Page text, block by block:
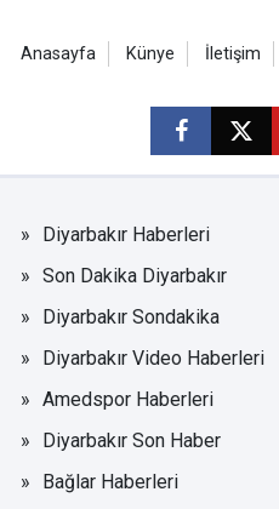
Anasayfa Künye İletişim
Diyarbakır Haberleri
Son Dakika Diyarbakır
Diyarbakır Sondakika
Diyarbakır Video Haberleri
Amedspor Haberleri
Diyarbakır Son Haber
Bağlar Haberleri